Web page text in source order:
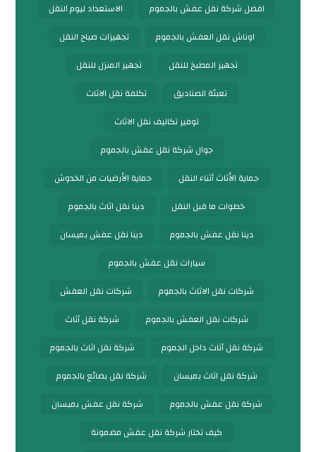
افضل شركة نقل عفش بالجموم
الاستعداد ليوم النقل
اوناش نقل العفش بالجموم
تجهيزات صباح النقل
تجهيز المطبخ للنقل
تجهيز المنزل للنقل
تعبئة الصناديق
تكلفة نقل الاثاث
توفير تكاليف نقل الاثاث
جوال شركة نقل عفش بالجموم
حماية الأثاث أثناء النقل
حماية الأرضيات من الخدوش
خطوات ما قبل النقل
دينا نقل اثاث بالجموم
دينا نقل عفش بالجموم
دينا نقل عفش بميسان
سيارات نقل عفش بالجموم
شركات نقل الاثاث بالجموم
شركات نقل العفش
شركات نقل العفش بالجموم
شركة نقل أثاث
شركة نقل أثاث داخل الجموم
شركة نقل اثاث بالجموم
شركة نقل اثاث بميسان
شركة نقل بضائع بالجموم
شركة نقل عفش بالجموم
شركة نقل عفش بميسان
كيف تختار شركة نقل عفش مضمونة